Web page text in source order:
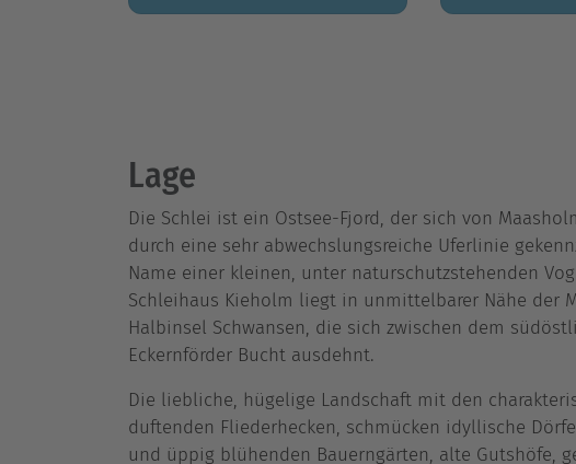
Lage
Die Schlei ist ein Ostsee-Fjord, der sich von
durch eine sehr abwechslungsreiche Uferlinie
Name einer kleinen, unter naturschutzstehenden
Schleihaus Kieholm liegt in unmittelbarer Nähe der
Halbinsel Schwansen, die sich zwischen dem
Eckernförder Bucht ausdehnt.
Die liebliche, hügelige Landschaft mit den
duftenden Fliederhecken, schmücken idyllische
und üppig blühenden Bauerngärten, alte Gutshöfe,